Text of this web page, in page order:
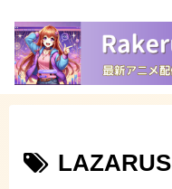
LAZARUS